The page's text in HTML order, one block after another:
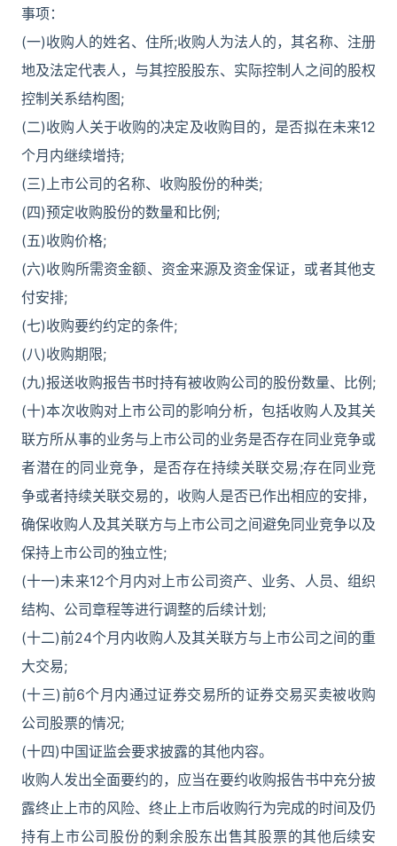
事项：
(一)收购人的姓名、住所;收购人为法人的，其名称、注册
地及法定代表人，与其控股股东、实际控制人之间的股权
控制关系结构图;
(二)收购人关于收购的决定及收购目的，是否拟在未来12
个月内继续增持;
(三)上市公司的名称、收购股份的种类;
(四)预定收购股份的数量和比例;
(五)收购价格;
(六)收购所需资金额、资金来源及资金保证，或者其他支
付安排;
(七)收购要约约定的条件;
(八)收购期限;
(九)报送收购报告书时持有被收购公司的股份数量、比例;
(十)本次收购对上市公司的影响分析，包括收购人及其关
联方所从事的业务与上市公司的业务是否存在同业竞争或
者潜在的同业竞争，是否存在持续关联交易;存在同业竞
争或者持续关联交易的，收购人是否已作出相应的安排，
确保收购人及其关联方与上市公司之间避免同业竞争以及
保持上市公司的独立性;
(十一)未来12个月内对上市公司资产、业务、人员、组织
结构、公司章程等进行调整的后续计划;
(十二)前24个月内收购人及其关联方与上市公司之间的重
大交易;
(十三)前6个月内通过证券交易所的证券交易买卖被收购
公司股票的情况;
(十四)中国证监会要求披露的其他内容。
收购人发出全面要约的，应当在要约收购报告书中充分披
露终止上市的风险、终止上市后收购行为完成的时间及仍
持有上市公司股份的剩余股东出售其股票的其他后续安